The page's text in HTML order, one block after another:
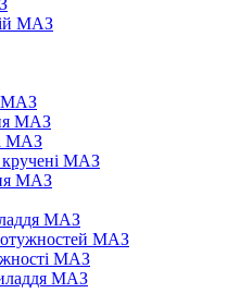
МАЗ
МАЗ
МАЗ
МАЗ
кручені МАЗ
МАЗ
МАЗ
МАЗ
МАЗ
МАЗ